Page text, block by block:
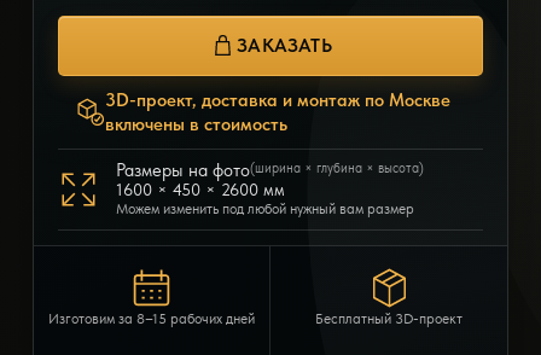
ЗАКАЗАТЬ
3D-проект, доставка и монтаж по Москве
включены в стоимость
Размеры на фото(ширина × глубина × высота)
1600 × 450 × 2600 мм
Можем изменить под любой нужный вам размер
Изготовим за 8–15 рабочих дней Бесплатный 3D-проект